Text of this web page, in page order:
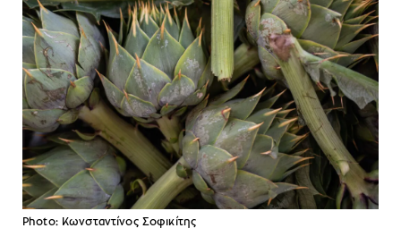
Photo: Κωνσταντίνος Σοφικίτης